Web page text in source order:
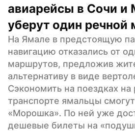
авиарейсы в Сочи и
уберут один речной
На Ямале в предстоящую
навигацию отказались от
маршрутов, предложив
альтернативу в виде
Сэкономить на поездках на
транспорте ямальцы
«Морошка». По ней уже
дешевые билеты на